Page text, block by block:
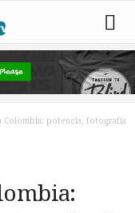
Colombia: potencia, fotografía